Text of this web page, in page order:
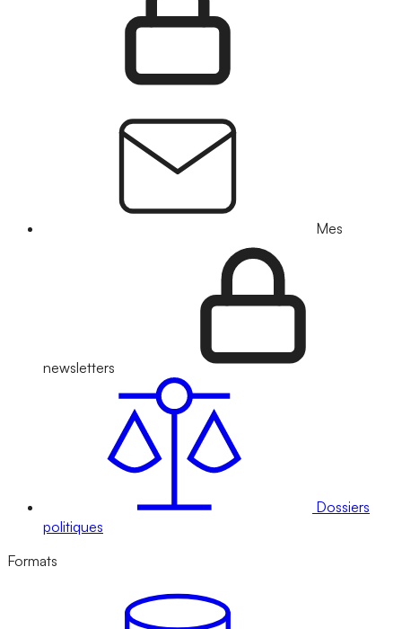
Mes
newsletters
Dossiers
politiques
Formats